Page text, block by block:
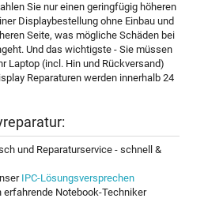
Sie nur einen geringfügig höheren
Displaybestellung ohne Einbau und
Seite, was mögliche Schäden bei
Und das wichtigste - Sie müssen
Laptop (incl. Hin und Rückversand)
Reparaturen werden innerhalb 24
und Reparaturservice - schnell &
IPC-Lösungsversprechen
erfahrende Notebook-Techniker